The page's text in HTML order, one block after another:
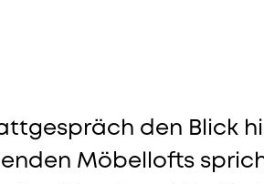
den Blick
Möbellofts